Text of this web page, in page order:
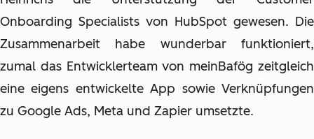
Onboarding Specialists von HubSpot gewesen. Die
Zusammenarbeit habe wunderbar funktioniert,
zumal das Entwicklerteam von meinBafög zeitgleich
eine eigens entwickelte App sowie Verknüpfungen
zu Google Ads, Meta und Zapier umsetzte.